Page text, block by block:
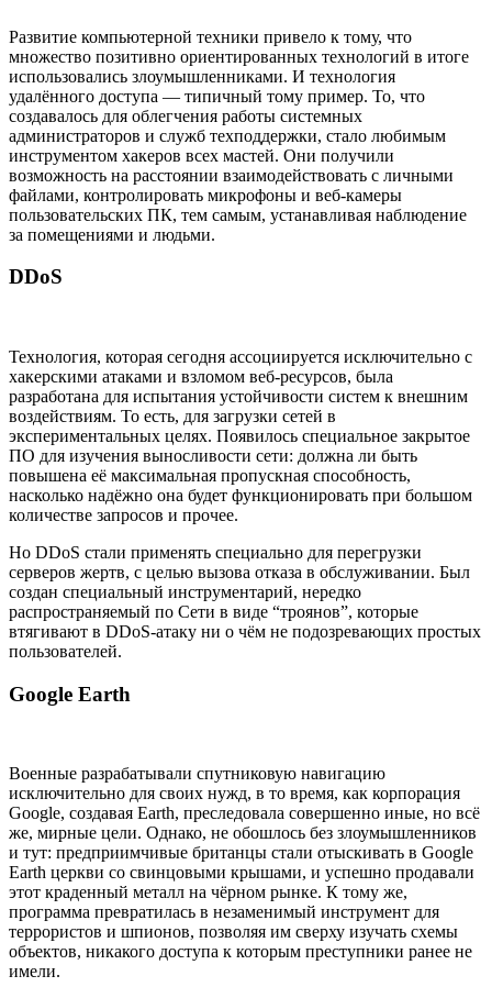
Развитие компьютерной техники привело к тому, что
множество позитивно ориентированных технологий в итоге
использовались злоумышленниками. И технология
удалённого доступа — типичный тому пример. То, что
создавалось для облегчения работы системных
администраторов и служб техподдержки, стало любимым
инструментом хакеров всех мастей. Они получили
возможность на расстоянии взаимодействовать с личными
файлами, контролировать микрофоны и веб-камеры
пользовательских ПК, тем самым, устанавливая наблюдение
за помещениями и людьми.
DDoS
Технология, которая сегодня ассоциируется исключительно с
хакерскими атаками и взломом веб-ресурсов, была
разработана для испытания устойчивости систем к внешним
воздействиям. То есть, для загрузки сетей в
экспериментальных целях. Появилось специальное закрытое
ПО для изучения выносливости сети: должна ли быть
повышена её максимальная пропускная способность,
насколько надёжно она будет функционировать при большом
количестве запросов и прочее.
Но DDoS стали применять специально для перегрузки
серверов жертв, с целью вызова отказа в обслуживании. Был
создан специальный инструментарий, нередко
распространяемый по Сети в виде “троянов”, которые
втягивают в DDoS-атаку ни о чём не подозревающих простых
пользователей.
Google Earth
Военные разрабатывали спутниковую навигацию
исключительно для своих нужд, в то время, как корпорация
Google, создавая Earth, преследовала совершенно иные, но всё
же, мирные цели. Однако, не обошлось без злоумышленников
и тут: предприимчивые британцы стали отыскивать в Google
Earth церкви со свинцовыми крышами, и успешно продавали
этот краденный металл на чёрном рынке. К тому же,
программа превратилась в незаменимый инструмент для
террористов и шпионов, позволяя им сверху изучать схемы
объектов, никакого доступа к которым преступники ранее не
имели.